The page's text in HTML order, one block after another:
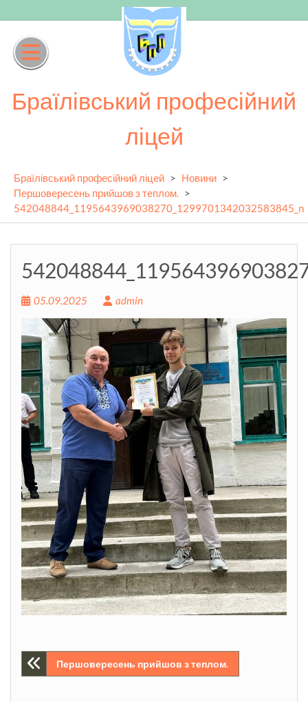
to
content
Браїлівський професійний
ліцей
Браїлівський професійний ліцей > Новини >
Першовересень прийшов з теплом. >
542048844_1195643969038270_1299701342032583845_n
05.09.2025 admin
Навігація
Першовересень прийшов з теплом.